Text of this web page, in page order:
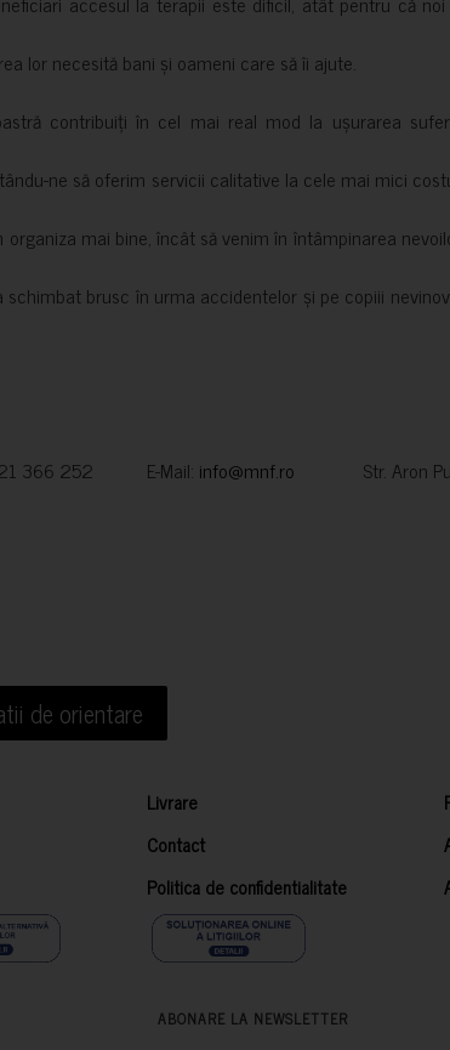
lor necesită bani și oameni care să îi ajute.
contribuiți în cel mai real mod la ușurarea
ne să oferim servicii calitative la cele mai mici
organiza mai bine, încât să venim în întâmpinarea
schimbat brusc în urma accidentelor și pe copiii
366 252 E-Mail: info@mnf.ro Str. Aron
de orientare
Livrare
Contact
Politica de confidentialitate
ABONARE LA NEWSLETTER